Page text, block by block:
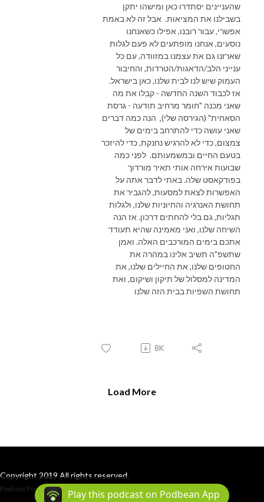
שהעניינים יסתדרו כאן ומישהו יתקן
בשבילנו את המציאות. אבל זה לא באמת
אפשרי, עבור רובנו, אפילו כשאנחנו
נוסעים, אנחנו מופתעים לא פעם לגלות
שארזנו גם את עצמנו במזוודה, עם כל
ענייני הלב/הדאגות/הטרדות, והחיבור
העמוק שיש לנו לבית שלנו, כאן בישראל.
אז לכבוד השנה החדשה - קבלו את מה
שאני מכנה "חומר מרחיב תודעה - גרסת
הסאחית" (הגירסה שלי), הנה כמה דברים
שאני עושה כדי להתרחב בימים של
צמצום, כדי לא להרגיש נחנקת, כדי להיזכר
בטעם החיים ובמשמעותם. לפני כמה
שבועות אירחה אותי תאיר מורדוך
בפודקאסט שלה. באתי לדבר אתה על
האפשרות לצאת למסעות, להגביר את
תחושת האנרגיה והחיוניות שלנו, ולגלות
תגליות, גם בלי להחתים דרכון. אז הנה
השיחה שלנו, ואני מאמינה שהיא תעודד
אתכם בימים המורכבים האלה. ואמן
שתשפ"ה תשיב אלינו במהרה את
החטופים שלנו, את החיילים שלנו, את
המדינה למסלול של תיקון ושיקום, ואת
תחושת השפיות בבית הזה שלנו
8K
Load More
Copyright 2019 All rights reserved.
Podcast Powered By Podbean
Play this podcast on Podbean App